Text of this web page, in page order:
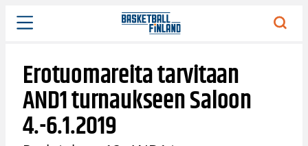
Siirry
sisältöön
Erotuomareita tarvitaan
AND1 turnaukseen Saloon
4.-6.1.2019